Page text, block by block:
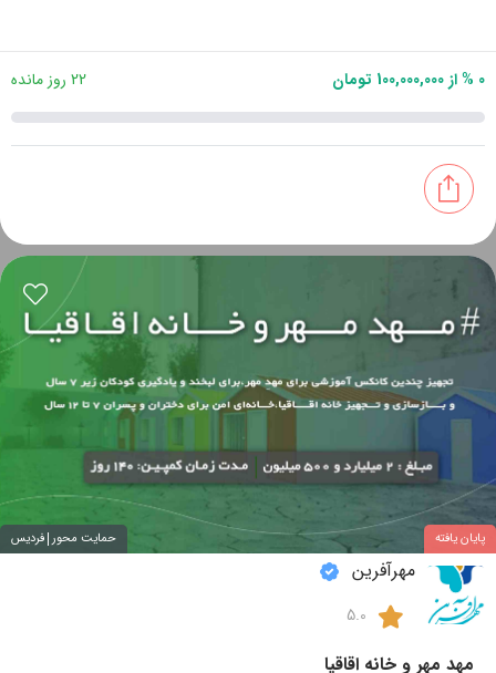
0 % از 100,000,000 تومان 22 روز مانده
پایان یافته حمایت محور فردیس
مهرآفرین
5.0
مهد مهر و خانه اقاقیا